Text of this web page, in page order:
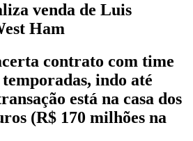
venda de Luis
Ham
contrato com time
indo até
está na casa dos
(R$ 170 milhões na